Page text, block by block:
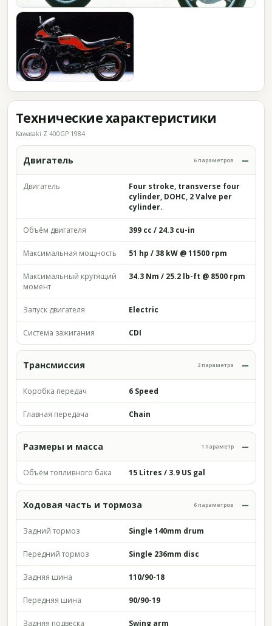
Технические характеристики
Kawasaki Z 400GP 1984
Двигатель 6 параметров
Двигатель
Four stroke, transverse four
cylinder, DOHC, 2 Valve per
cylinder.
Объём двигателя 399 cc / 24.3 cu-in
Максимальная мощность 51 hp / 38 kW @ 11500 rpm
Максимальный крутящий
момент
34.3 Nm / 25.2 lb-ft @ 8500 rpm
Запуск двигателя Electric
Система зажигания CDI
Трансмиссия 2 параметра
Коробка передач 6 Speed
Главная передача Chain
Размеры и масса 1 параметр
Объём топливного бака 15 Litres / 3.9 US gal
Ходовая часть и тормоза 6 параметров
Задний тормоз Single 140mm drum
Передний тормоз Single 236mm disc
Задняя шина 110/90-18
Передняя шина 90/90-19
Задняя подвеска Swing arm